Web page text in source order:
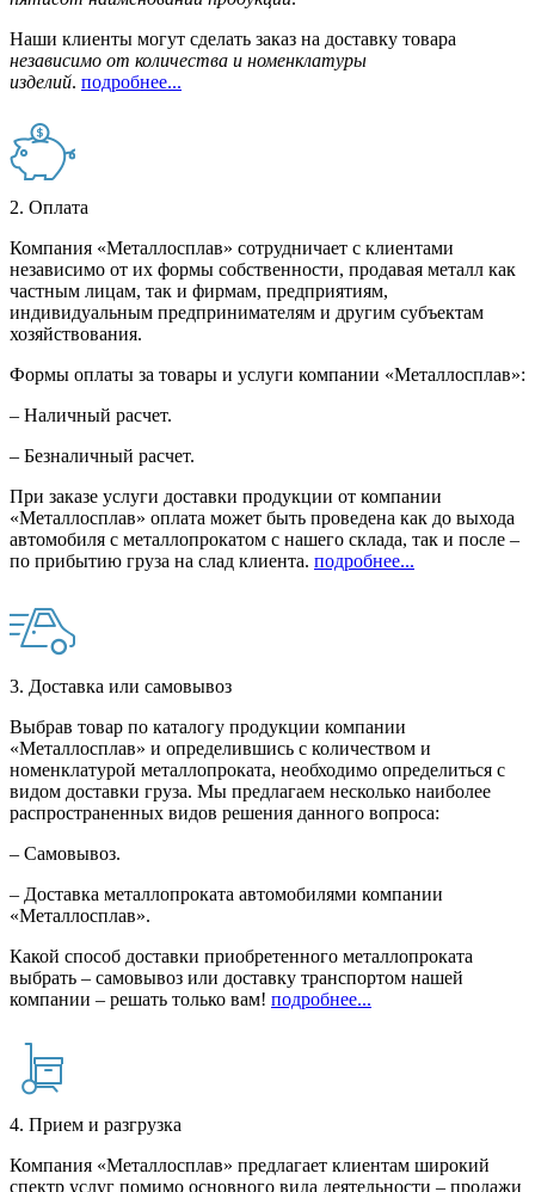
Наши клиенты могут сделать заказ на доставку товара
независимо от количества и номенклатуры
изделий. подробнее...
2. Оплата
Компания «Металлосплав» сотрудничает с клиентами
независимо от их формы собственности, продавая металл как
частным лицам, так и фирмам, предприятиям,
индивидуальным предпринимателям и другим субъектам
хозяйствования.
Формы оплаты за товары и услуги компании «Металлосплав»:
– Наличный расчет.
– Безналичный расчет.
При заказе услуги доставки продукции от компании
«Металлосплав» оплата может быть проведена как до выхода
автомобиля с металлопрокатом с нашего склада, так и после –
по прибытию груза на слад клиента. подробнее...
3. Доставка или самовывоз
Выбрав товар по каталогу продукции компании
«Металлосплав» и определившись с количеством и
номенклатурой металлопроката, необходимо определиться с
видом доставки груза. Мы предлагаем несколько наиболее
распространенных видов решения данного вопроса:
– Самовывоз.
– Доставка металлопроката автомобилями компании
«Металлосплав».
Какой способ доставки приобретенного металлопроката
выбрать – самовывоз или доставку транспортом нашей
компании – решать только вам! подробнее...
4. Прием и разгрузка
Компания «Металлосплав» предлагает клиентам широкий
спектр услуг помимо основного вида деятельности – продажи